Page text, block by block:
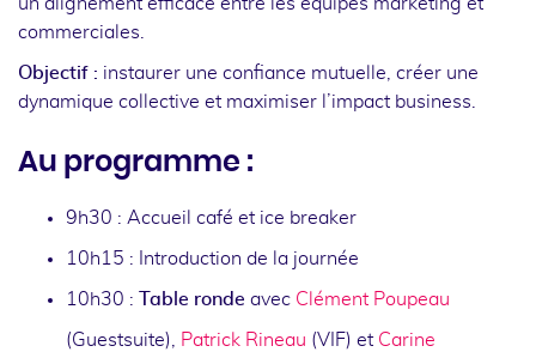
commerciales.
Objectif : instaurer une confiance mutuelle, créer une
dynamique collective et maximiser l’impact business.
Au programme :
9h30 : Accueil café et ice breaker
10h15 : Introduction de la journée
10h30 : Table ronde avec Clément Poupeau
(Guestsuite), Patrick Rineau (VIF) et Carine